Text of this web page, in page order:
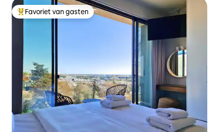
Topfavoriet van gasten
Favoriet van gasten